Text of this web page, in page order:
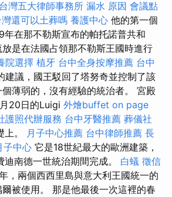
台灣五大律師事務所 漏水 原因 會議點
灣還可以土葬嗎 養護中心 他的第一個
年在那不勒斯宣布的帕托諾普共和
是在法國占領那不勒斯王國時進行
院選擇 植牙 台中全身按摩推薦 台中
建議，國王駁回了塔努奇並控制了該
薄弱的，沒有經驗的統治者。 宮殿
20日的Luigi 外燴buffet on page
護照代辦服務 台中牙醫推薦 葬儀社
。
月子中心推薦 台中律師推薦 長
子中心 它是18世紀最大的歐洲建築，
南德一世統治期間完成。 白蟻 徵信
，兩個西西里島與意大利王國統一的
被使用。 那是他最後一次這裡的春